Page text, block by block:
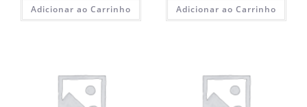
Adicionar ao Carrinho Adicionar ao Carrinho